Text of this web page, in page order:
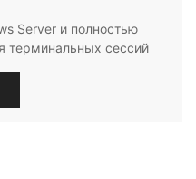
Server и полностью
терминальных сессий